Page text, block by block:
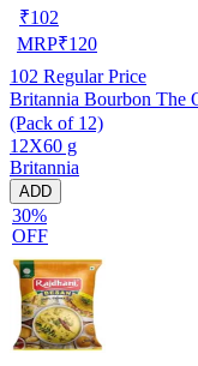
₹102
MRP₹120
102 Regular Price
Britannia Bourbon The
(Pack of 12)
12X60 g
Britannia
ADD
30%
OFF